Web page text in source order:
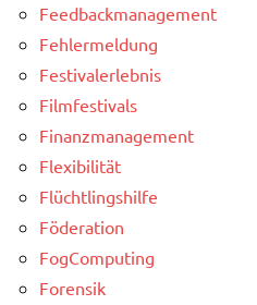
Feedbackmanagement
Fehlermeldung
Festivalerlebnis
Filmfestivals
Finanzmanagement
Flexibilität
Flüchtlingshilfe
Föderation
FogComputing
Forensik